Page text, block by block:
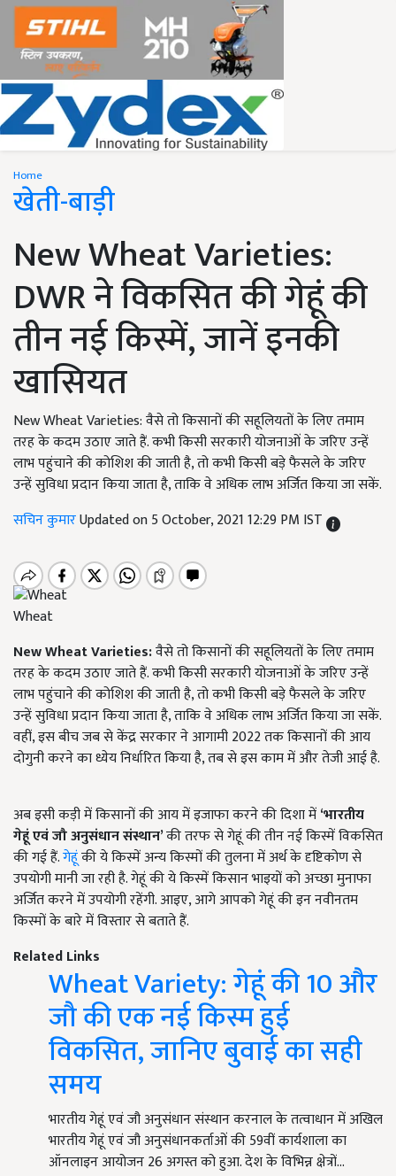
Home
खेती-बाड़ी
New Wheat Varieties:
DWR ने विकसित की गेहूं की
तीन नई किस्में, जानें इनकी
खासियत
New Wheat Varieties: वैसे तो किसानों की सहूलियतों के लिए तमाम
तरह के कदम उठाए जाते हैं. कभी किसी सरकारी योजनाओं के जरिए उन्हें
लाभ पहुंचाने की कोशिश की जाती है, तो कभी किसी बड़े फैसले के जरिए
उन्हें सुविधा प्रदान किया जाता है, ताकि वे अधिक लाभ अर्जित किया जा सकें.
सचिन कुमारUpdated on 5 October, 2021 12:29 PM IST
Wheat
New Wheat Varieties:वैसे तो किसानों की सहूलियतों के लिए तमाम
तरह के कदम उठाए जाते हैं. कभी किसी सरकारी योजनाओं के जरिए उन्हें
लाभ पहुंचाने की कोशिश की जाती है, तो कभी किसी बड़े फैसले के जरिए
उन्हें सुविधा प्रदान किया जाता है, ताकि वे अधिक लाभ अर्जित किया जा सकें.
वहीं, इस बीच जब से केंद्र सरकार ने आगामी 2022 तक किसानों की आय
दोगुनी करने का ध्येय निर्धारित किया है, तब से इस काम में और तेजी आई है.
अब इसी कड़ी में किसानों की आय में इजाफा करने की दिशा में‘भारतीय
गेहूं एवं जौ अनुसंधान संस्थान’की तरफ से गेहूं की तीन नई किस्में विकसित
की गई हैं.गेहूंकी ये किस्में अन्य किस्मों की तुलना में अर्थ के दृष्टिकोण से
उपयोगी मानी जा रही है. गेहूं की ये किस्में किसान भाइयों को अच्छा मुनाफा
अर्जित करने में उपयोगी रहेंगी. आइए, आगे आपको गेहूं की इन नवीनतम
किस्मों के बारे में विस्तार से बताते हैं.
Related Links
Wheat Variety: गेहूं की 10 और
जौ की एक नई किस्म हुई
विकसित, जानिए बुवाई का सही
समय
भारतीय गेहूं एवं जौ अनुसंधान संस्थान करनाल के तत्वाधान में अखिल
भारतीय गेहूं एवं जौ अनुसंधानकर्ताओं की 59वीं कार्यशाला का
ऑनलाइन आयोजन 26 अगस्त को हुआ. देश के विभिन्न क्षेत्रों…